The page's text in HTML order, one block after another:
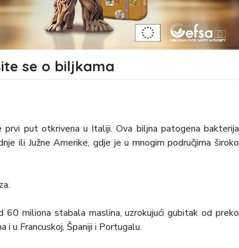
se o biljkama
prvi put otkrivena u Italiji. Ova biljna patogena bakterija
ili Južne Amerike, gdje je u mnogim područjima široko
miliona stabala maslina, uzrokujući gubitak od preko
i u Francuskoj, Španiji i Portugalu.